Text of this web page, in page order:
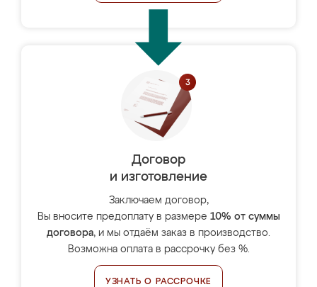
Договор
и изготовление
Заключаем договор,
Вы вносите предоплату в размере 10% от суммы
договора, и мы отдаём заказ в производство.
Возможна оплата в рассрочку без %.
УЗНАТЬ О РАССРОЧКЕ